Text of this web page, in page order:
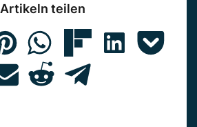
Artikeln teilen